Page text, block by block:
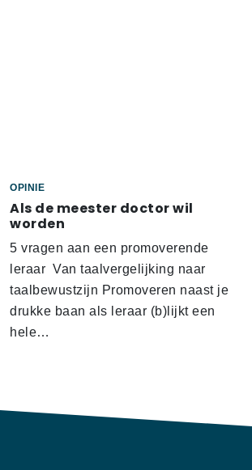
OPINIE
Als de meester doctor wil
worden
5 vragen aan een promoverende
leraar Van taalvergelijking naar
taalbewustzijn Promoveren naast je
drukke baan als leraar (b)lijkt een
hele…